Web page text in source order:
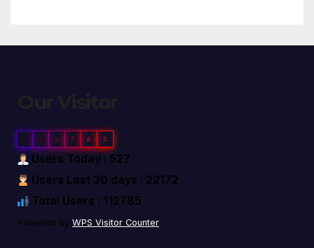
1 1 2 7 8 5
Users Today : 527
Users Last 30 days : 22172
Total Users : 112785
Powered By WPS Visitor Counter